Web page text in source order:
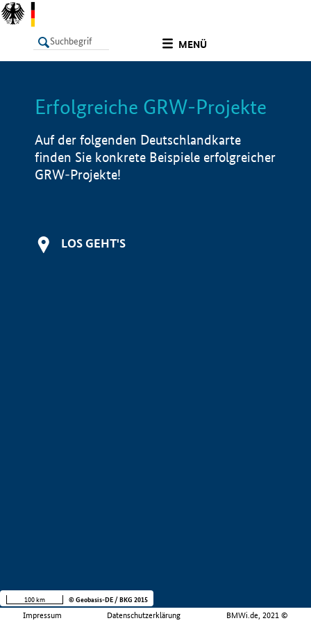
MENÜ
LISTE Info
Erfolgreiche GRW-Projekte
Auf der folgenden Deutschlandkarte
finden Sie konkrete Beispiele erfolgreicher
GRW-Projekte!
LOS GEHT'S
Impressum Datenschutzerklärung BMWi.de, 2021 ©
100 km © Geobasis-DE / BKG 2015